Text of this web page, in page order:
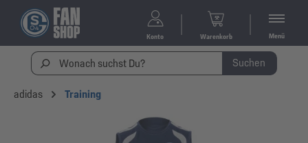
Konto Warenkorb Menü
Suchen
adidas Training